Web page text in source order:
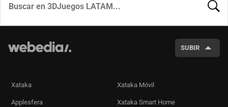
SUBIR
Xataka Xataka Móvil
Applesfera Xataka Smart Home